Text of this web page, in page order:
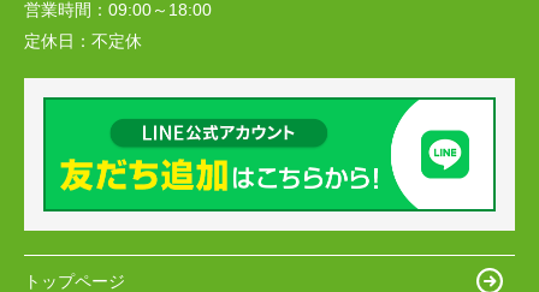
営業時間： 09:00～18:00
定休日： 不定休
トップページ